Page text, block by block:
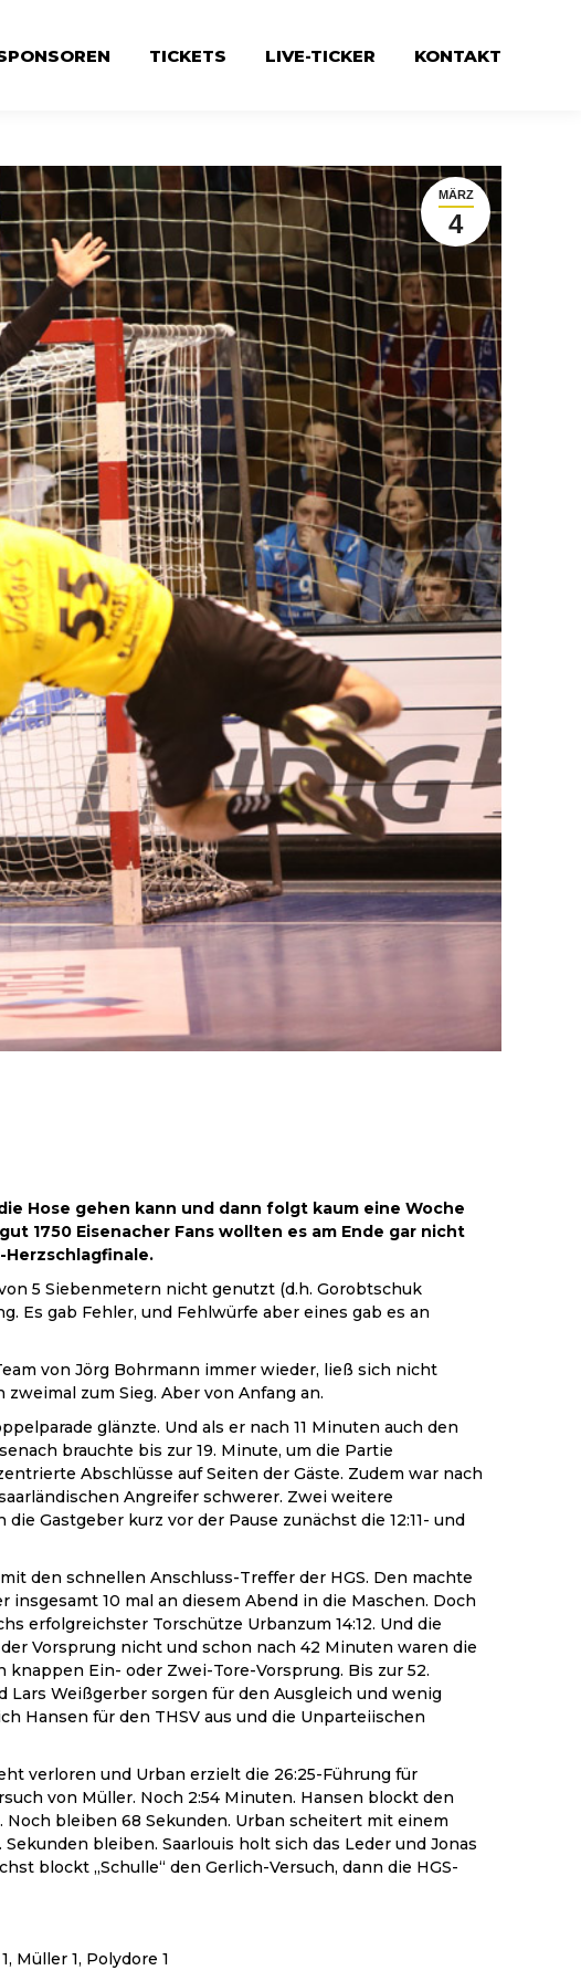
TICKETS LIVE-TICKER KONTAKT
MÄRZ
4
Hose gehen kann und dann folgt kaum eine Woche
1750 Eisenacher Fans wollten es am Ende gar nicht
Herzschlagfinale.
5 Siebenmetern nicht genutzt (d.h. Gorobtschuk
Es gab Fehler, und Fehlwürfe aber eines gab es an
von Jörg Bohrmann immer wieder, ließ sich nicht
zum Sieg. Aber von Anfang an.
glänzte. Und als er nach 11 Minuten auch den
brauchte bis zur 19. Minute, um die Partie
Abschlüsse auf Seiten der Gäste. Zudem war nach
Angreifer schwerer. Zwei weitere
Gastgeber kurz vor der Pause zunächst die 12:11- und
den schnellen Anschluss-Treffer der HGS. Den machte
insgesamt 10 mal an diesem Abend in die Maschen. Doch
erfolgreichster Torschütze Urbanzum 14:12. Und die
Vorsprung nicht und schon nach 42 Minuten waren die
knappen Ein- oder Zwei-Tore-Vorsprung. Bis zur 52.
Lars Weißgerber sorgen für den Ausgleich und wenig
Hansen für den THSV aus und die Unparteiischen
verloren und Urban erzielt die 26:25-Führung für
von Müller. Noch 2:54 Minuten. Hansen blockt den
bleiben 68 Sekunden. Urban scheitert mit einem
bleiben. Saarlouis holt sich das Leder und Jonas
blockt „Schulle“ den Gerlich-Versuch, dann die HGS-
Müller 1, Polydore 1